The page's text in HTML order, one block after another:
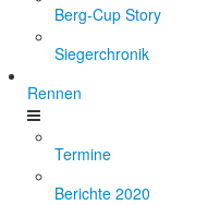
Berg-Cup Story
Siegerchronik
Rennen
Termine
Berichte 2020